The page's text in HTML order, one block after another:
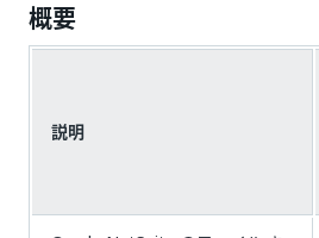
概要
説明